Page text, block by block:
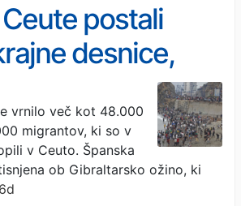
postali
desnice,
mejni nadzor
vrnilo več kot 48.000
migrantov, ki so v
v Ceuto. Španska
ob Gibraltarsko ožino, ki